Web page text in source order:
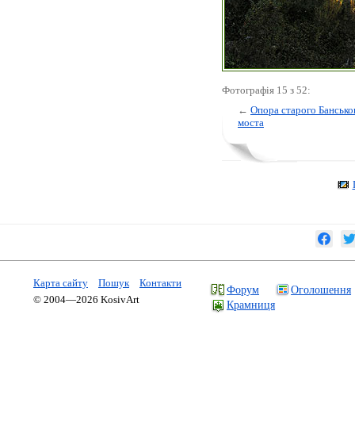
Фотографія 15 з 52:
← Опора старого
моста
Карта сайту Пошук
Контакти
© 2004—2026 KosivArt
Форум
Оголошення
Крамниця